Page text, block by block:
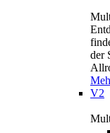
der
V2